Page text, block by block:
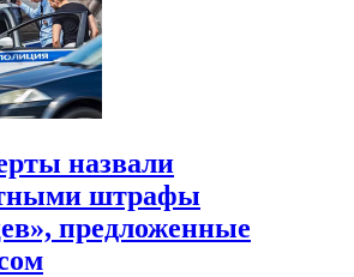
назвали
штрафы
предложенные